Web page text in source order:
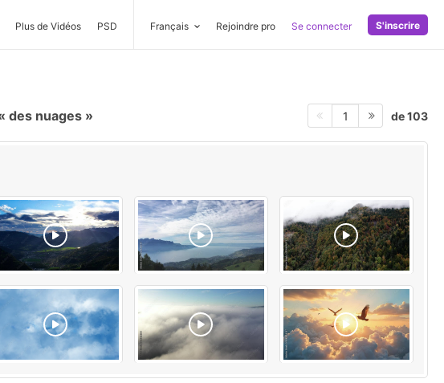
Plus de Vidéos PSD Français Rejoindre pro Se connecter S'inscrire
des nuages 1 de 103